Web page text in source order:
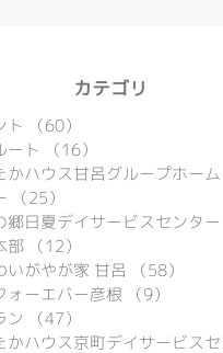
​カテゴリ
ト （60）
ート
（16）
かハウス甘呂グループホーム
（25）
郷日夏デイサービスセンター
部
（12）
いがやが家 甘呂
（58）
ォーエバー彦根
（9）
ン
（47）